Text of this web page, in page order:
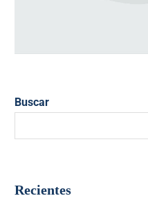
Buscar
Recientes